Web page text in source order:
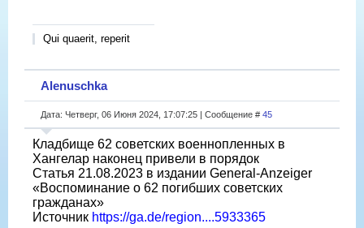
Qui quaerit, reperit
Alenuschka
Дата: Четверг, 06 Июня 2024, 17:07:25 | Сообщение # 45
Кладбище 62 советских военнопленных в
Хангелар наконец привели в порядок
Статья 21.08.2023 в издании General-Anzeiger
«Воспоминание о 62 погибших советских
гражданах»
Источник https://ga.de/region....5933365